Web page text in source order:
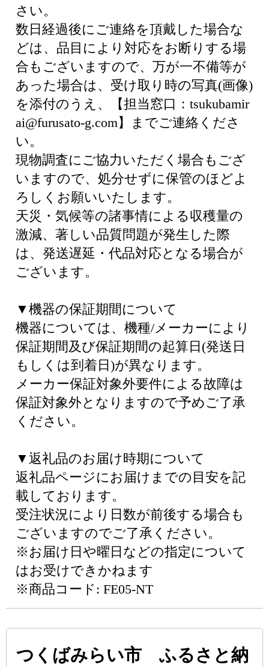
さい。
数日経過後にご連絡を頂戴した場合な
どは、品目により対応をお断りする場
合もございますので、万が一不備等が
あった場合は、受け取り時の写真(画像)
を添付のうえ、【担当窓口：tsukubamir
ai@furusato-g.com】までご連絡くださ
い。
現物調査にご協力いただく場合もござ
いますので、処分せずに保管のほどよ
ろしくお願いいたします。
天災・気候等の諸事情による収穫量の
激減、著しい品質問題が発生した際
は、発送遅延・代品対応となる場合が
ございます。
▼機器の保証期間について
機器については、機種/メーカーにより
保証期間及び保証期間の起算日(発送日
もしくは到着日)が異なります。
メーカー保証対象外要件による故障は
保証対象外となりますので予めご了承
ください。
▼返礼品のお届け時期について
返礼品ページにお届けまでの目安を記
載しております。
受注状況により日数が前後する場合も
ございますのでご了承ください。
※お届け日や曜日などの指定について
はお受けできかねます
※商品コード: FE05-NT
つくばみらい市 ふるさと納